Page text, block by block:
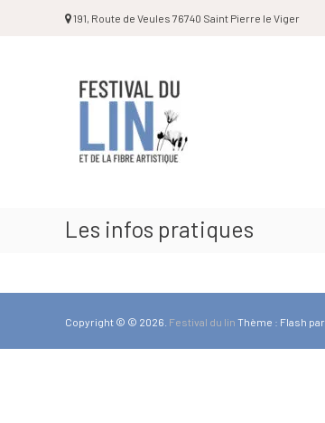
191, Route de Veules 76740 Saint Pierre le Viger
du
lin
Les infos pratiques
Copyright © © 2026. Festival du lin Thème : Flash par